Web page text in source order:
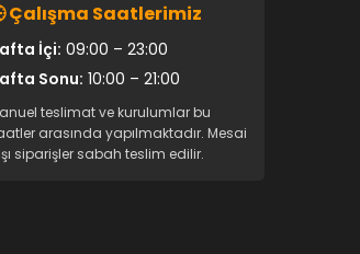
Çalışma Saatlerimiz
İçi: 09:00 – 23:00
Sonu: 10:00 – 21:00
teslimat ve kurulumlar bu
arasında yapılmaktadır. Mesai
siparişler sabah teslim edilir.